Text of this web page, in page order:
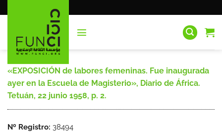
al
«EXPOSICIÓN de labores femeninas. Fue inaugurada
ayer en la Escuela de Magisterio», Diario de África.
Tetuán, 22 junio 1958, p. 2.
Nº Registro: 38494